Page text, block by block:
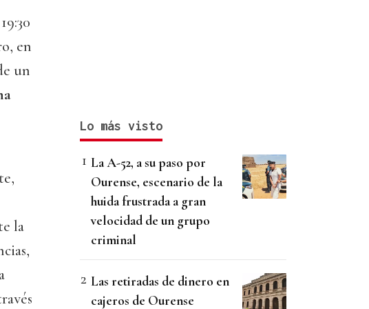
en
un
la
Lo más visto
La A-52, a su paso por
Ourense, escenario de la
huida frustrada a gran
velocidad de un grupo
criminal
Las retiradas de dinero en
cajeros de Ourense